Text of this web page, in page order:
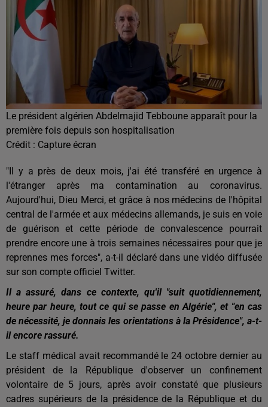
Le président algérien Abdelmajid Tebboune apparaît pour la
première fois depuis son hospitalisation
Crédit : Capture écran
"Il y a près de deux mois, j'ai été transféré en urgence à
l'étranger après ma contamination au coronavirus.
Aujourd'hui, Dieu Merci, et grâce à nos médecins de l'hôpital
central de l'armée et aux médecins allemands, je suis en voie
de guérison et cette période de convalescence pourrait
prendre encore une à trois semaines nécessaires pour que je
reprennes mes forces", a-t-il déclaré dans une vidéo diffusée
sur son compte officiel Twitter.
Il a assuré, dans ce contexte, qu'il "suit quotidiennement,
heure par heure, tout ce qui se passe en Algérie", et "en cas
de nécessité, je donnais les orientations à la Présidence", a-t-
il encore rassuré.
Le staff médical avait recommandé le 24 octobre dernier au
président de la République d'observer un confinement
volontaire de 5 jours, après avoir constaté que plusieurs
cadres supérieurs de la présidence de la République et du